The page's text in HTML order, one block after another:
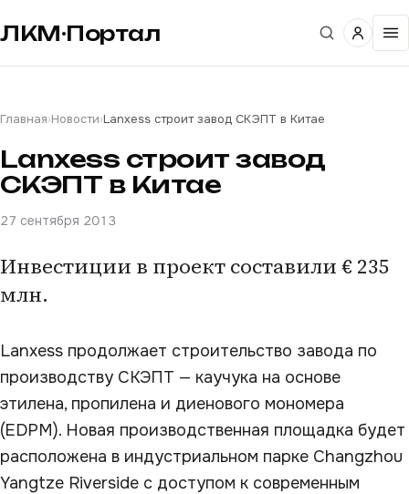
ЛКМ·Портал
Главная›Новости›Lanxess строит завод СКЭПТ в Китае
Lanxess строит завод
СКЭПТ в Китае
27 сентября 2013
Инвестиции в проект составили € 235
млн.
Lanxess продолжает строительство завода по
производству СКЭПТ — каучука на основе
этилена, пропилена и диенового мономера
(EDPM). Новая производственная площадка будет
расположена в индустриальном парке Changzhou
Yangtze Riverside с доступом к современным